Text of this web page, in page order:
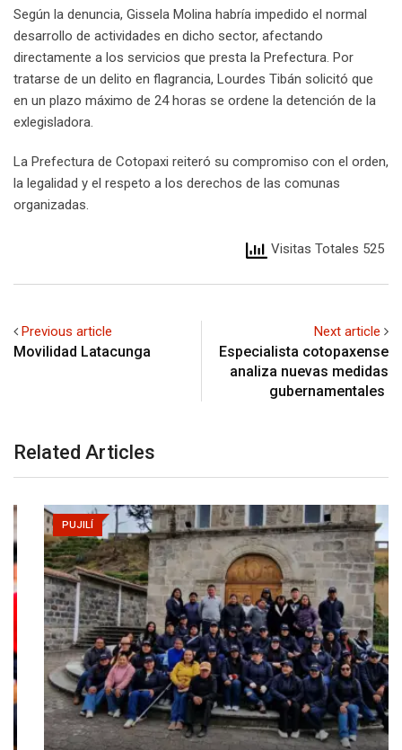
Según la denuncia, Gissela Molina habría impedido el normal
desarrollo de actividades en dicho sector, afectando
directamente a los servicios que presta la Prefectura. Por
tratarse de un delito en flagrancia, Lourdes Tibán solicitó que
en un plazo máximo de 24 horas se ordene la detención de la
exlegisladora.
La Prefectura de Cotopaxi reiteró su compromiso con el orden,
la legalidad y el respeto a los derechos de las comunas
organizadas.
Visitas Totales 525
Previous article
Movilidad Latacunga
Next article
Especialista cotopaxense
analiza nuevas medidas
gubernamentales
Related Articles
PUJILÍ